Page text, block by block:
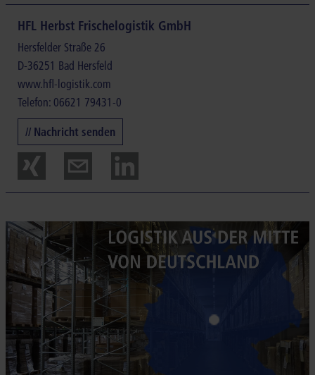
HFL Herbst Frischelogistik GmbH
Hersfelder Straße 26
D-36251 Bad Hersfeld
www.hfl-logistik.com
Telefon: 06621 79431-0
// Nachricht senden